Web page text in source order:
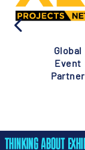
Global
Event
Partner